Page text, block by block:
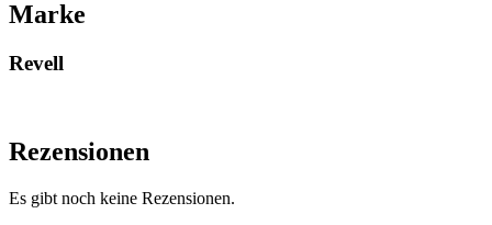
Marke
Revell
Rezensionen
Es gibt noch keine Rezensionen.